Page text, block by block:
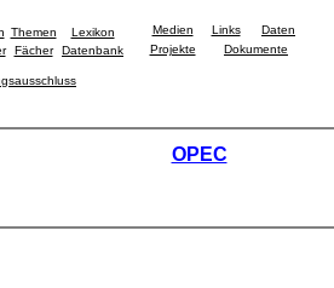
Themen
Lexikon
Fächer Datenbank
Medien Links
Daten
Projekte
Dokumente
OPEC